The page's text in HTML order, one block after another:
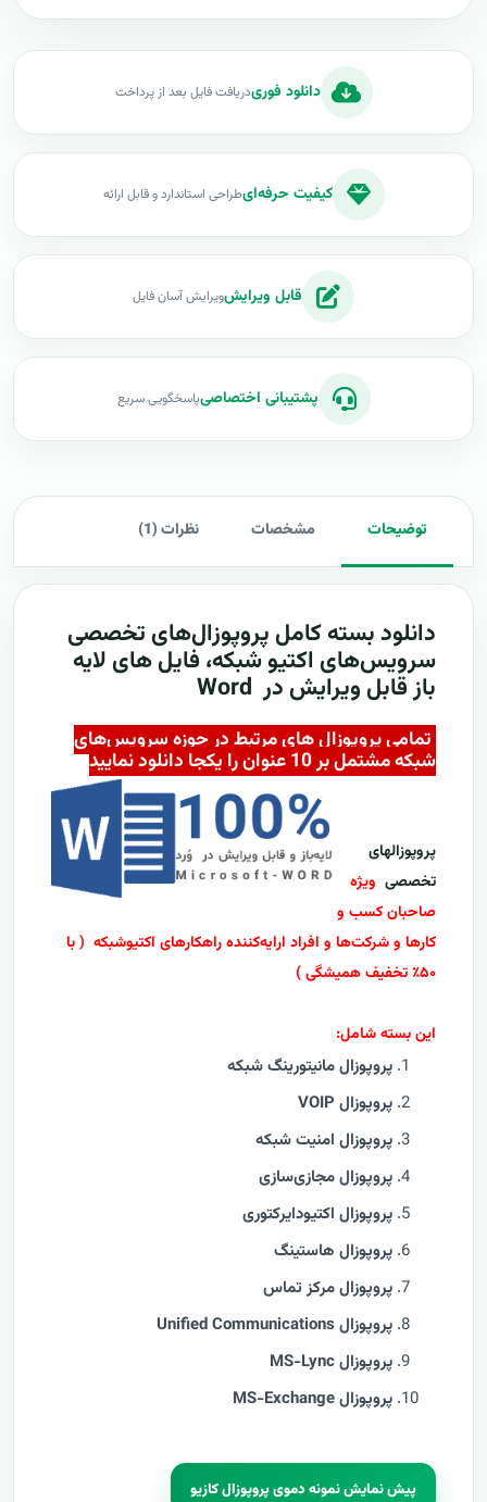
دانلود فوریدریافت فایل بعد از پرداخت
کیفیت حرفه‌ایطراحی استاندارد و قابل ارائه
قابل ویرایشویرایش آسان فایل
پشتیبانی اختصاصیپاسخگویی سریع
توضیحات مشخصات نظرات (1)
دانلود بسته کامل پروپوزال‌های تخصصی
سرویس‌های اکتیو شبکه، فایل های لایه
باز قابل ویرایش در Word
تمامی پروپوزال های مرتبط در حوزه سرویس‌های
شبکه مشتمل بر 10 عنوان را یکجا دانلود نمایید
پروپوزالهای
تخصصی ویژه
صاحبان کسب و
کارها و شرکت‌ها و افراد ارایه‌کننده راهکارهای اکتیوشبکه ( با
۵۰٪ تخفیف همیشگی )
این بسته شامل:
پروپوزال مانیتورینگ شبکه
پروپوزال VOIP
پروپوزال امنیت شبکه
پروپوزال مجازی‌سازی
پروپوزال اکتیودایرکتوری
پروپوزال هاستینگ
پروپوزال مرکز تماس
پروپوزال Unified Communications
پروپوزال MS-Lync
پروپوزال MS-Exchange
پیش نمایش نمونه دموی پروپوزال کازیو